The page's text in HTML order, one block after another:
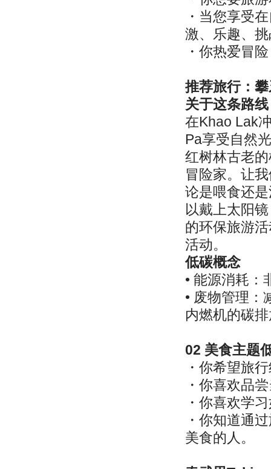
・当您享受
激、乐趣、
・你热爱冒
推荐旅行：
关于这条路线
在Khao Lak
Pa享受自然
红树林古老
冒险家。让
论是喂食还
以戴上太阳
的环保旅游
活动。
低碳概念
• 能源消耗：
• 废物管理：
内燃机的碳
02 美食主题
・你希望旅
・你喜欢品
・你喜欢学
・你知道通
美食的人。